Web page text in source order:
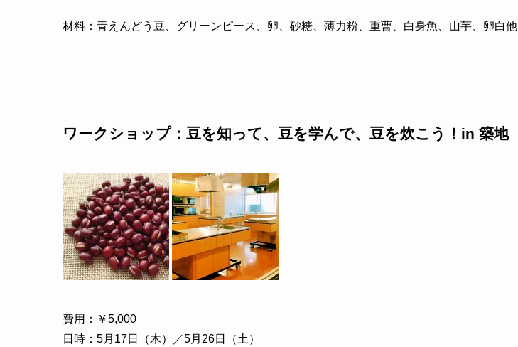
材料：青えんどう豆、グリーンピース、卵、砂糖、薄力粉、重曹、白身魚、山芋、卵白他
ワークショップ： 豆を知って、豆を学んで、豆を炊こう ！in 築地
費用：￥5,000
日時：5月17日（木）／5月26日（土）